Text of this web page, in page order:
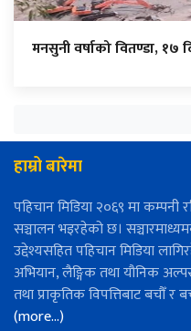
मनसुनी वर्षाको वितण्डा, १७
हाम्रो बारेमा
पहिचान मिडिया २०६९ मा कम्पनी
सञ्चालन भइरहेको छ।
उद्देश्यसहित पहिचान मिडिया
अभियान, लैङ्गिक तथा यौनिक
तथा प्राकृतिक विपत्तिबाट बचौँ
(more…)